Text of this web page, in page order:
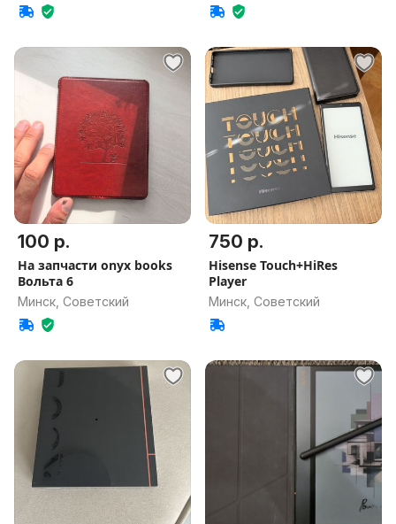
100 р.
На запчасти onyx books
Вольта 6
Минск, Советский
750 р.
Hisense Touch+HiRes
Player
Минск, Советский